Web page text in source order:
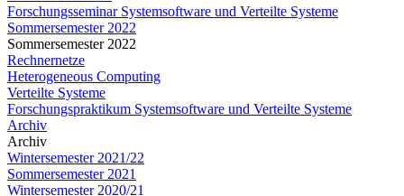
Forschungsseminar Systemsoftware und Verteilte Systeme
Sommersemester 2022
Sommersemester 2022
Rechnernetze
Heterogeneous Computing
Verteilte Systeme
Forschungspraktikum Systemsoftware und Verteilte Systeme
Archiv
Archiv
Wintersemester 2021/22
Sommersemester 2021
Wintersemester 2020/21